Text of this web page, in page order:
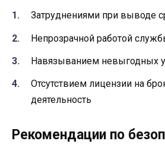
Затруднениями при выводе
Непрозрачной работой
Навязыванием невыгодных
Отсутствием лицензии на
деятельность
Рекомендации по